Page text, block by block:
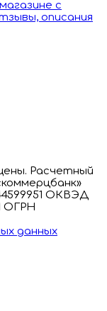
Расчетный
ОКВЭД
ОГРН
данных